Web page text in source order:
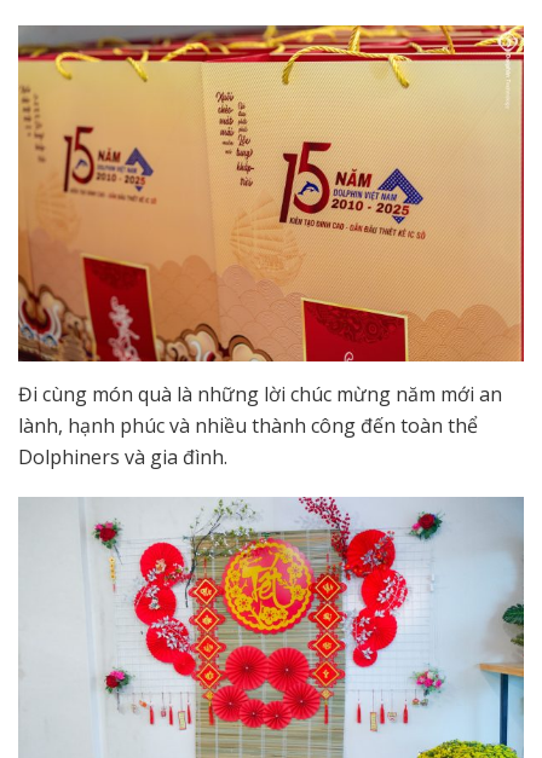
Đi cùng món quà là những lời chúc mừng năm mới an
lành, hạnh phúc và nhiều thành công đến toàn thể
Dolphiners và gia đình.